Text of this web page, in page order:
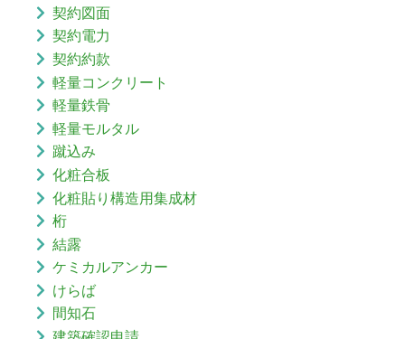
契約図面
契約電力
契約約款
軽量コンクリート
軽量鉄骨
軽量モルタル
蹴込み
化粧合板
化粧貼り構造用集成材
桁
結露
ケミカルアンカー
けらば
間知石